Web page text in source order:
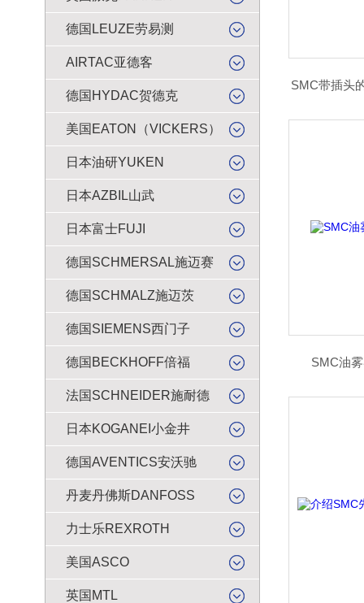
德国LEUZE劳易测
AIRTAC亚德客
德国HYDAC贺德克
美国EATON（VICKERS）
日本油研YUKEN
日本AZBIL山武
日本富士FUJI
德国SCHMERSAL施迈赛
德国SCHMALZ施迈茨
德国SIEMENS西门子
德国BECKHOFF倍福
法国SCHNEIDER施耐德
日本KOGANEI小金井
德国AVENTICS安沃驰
丹麦丹佛斯DANFOSS
力士乐REXROTH
美国ASCO
英国MTL
SMC带插头
SMC油